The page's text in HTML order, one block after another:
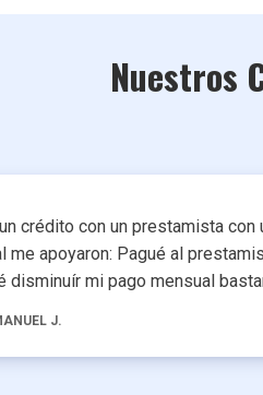
Nuestros
crédito con un prestamista
me apoyaron: Pagué al
disminuír mi pago mensual
J.